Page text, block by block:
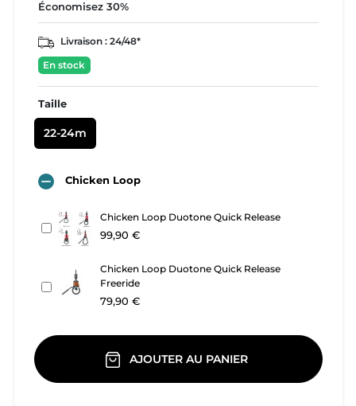
Économisez 30%
Livraison : 24/48*
En stock
Taille
22-24m
 Chicken Loop
Chicken Loop Duotone Quick Release
99,90 €
Chicken Loop Duotone Quick Release
Freeride
79,90 €
AJOUTER AU PANIER